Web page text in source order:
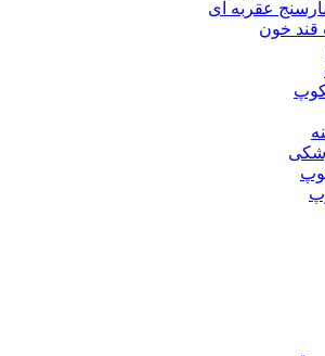
عقربه ای
قند خون